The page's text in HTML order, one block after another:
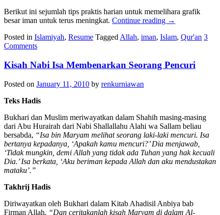
Berikut ini sejumlah tips praktis harian untuk memelihara grafik
besar iman untuk terus meningkat. Continue reading →
Posted in Islamiyah, Resume Tagged Allah, iman, Islam, Qur'an 3
Comments
Kisah Nabi Isa Membenarkan Seorang Pencuri
Posted on January 11, 2010 by renkurniawan
Teks Hadis
Bukhari dan Muslim meriwayatkan dalam Shahih masing-masing
dari Abu Hurairah dari Nabi Shallallahu Alahi wa Sallam beliau
bersabda, “Isa bin Maryam melihat seorang laki-laki mencuri. Isa
bertanya kepadanya, ‘Apakah kamu mencuri?’ Dia menjawab,
‘Tidak mungkin, demi Allah yang tidak ada Tuhan yang hak kecuali
Dia.’ Isa berkata, ‘Aku beriman kepada Allah dan aku mendustakan
mataku’.”
Takhrij Hadis
Diriwayatkan oleh Bukhari dalam Kitab Ahadisil Anbiya bab
Firman Allah, “Dan ceritakanlah kisah Maryam di dalam Al-